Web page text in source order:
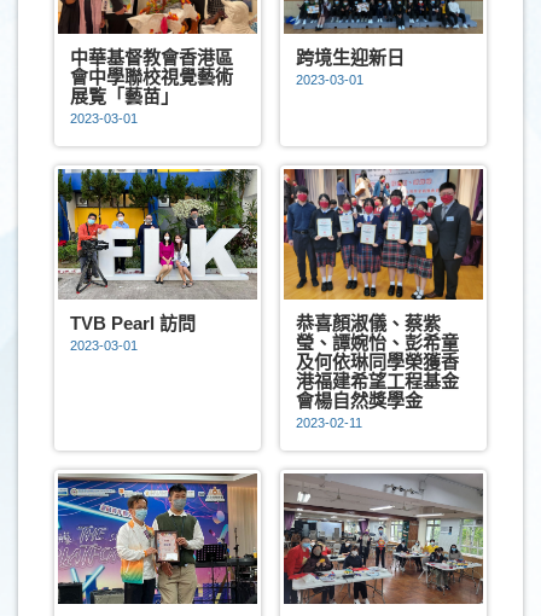
中華基督教會香港區
會中學聯校視覺藝術
展覧「藝苗」
2023-03-01
跨境生迎新日
2023-03-01
TVB Pearl 訪問
2023-03-01
恭喜顏淑儀、蔡紫
瑩、譚婉怡、彭希童
及何依琳同學榮獲香
港福建希望工程基金
會楊自然獎學金
2023-02-11